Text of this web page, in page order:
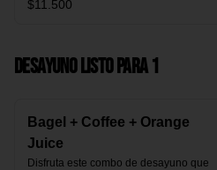
$11.500
Desayuno Listo para 1
Bagel + Coffee + Orange
Juice
Disfruta este combo de desayuno que